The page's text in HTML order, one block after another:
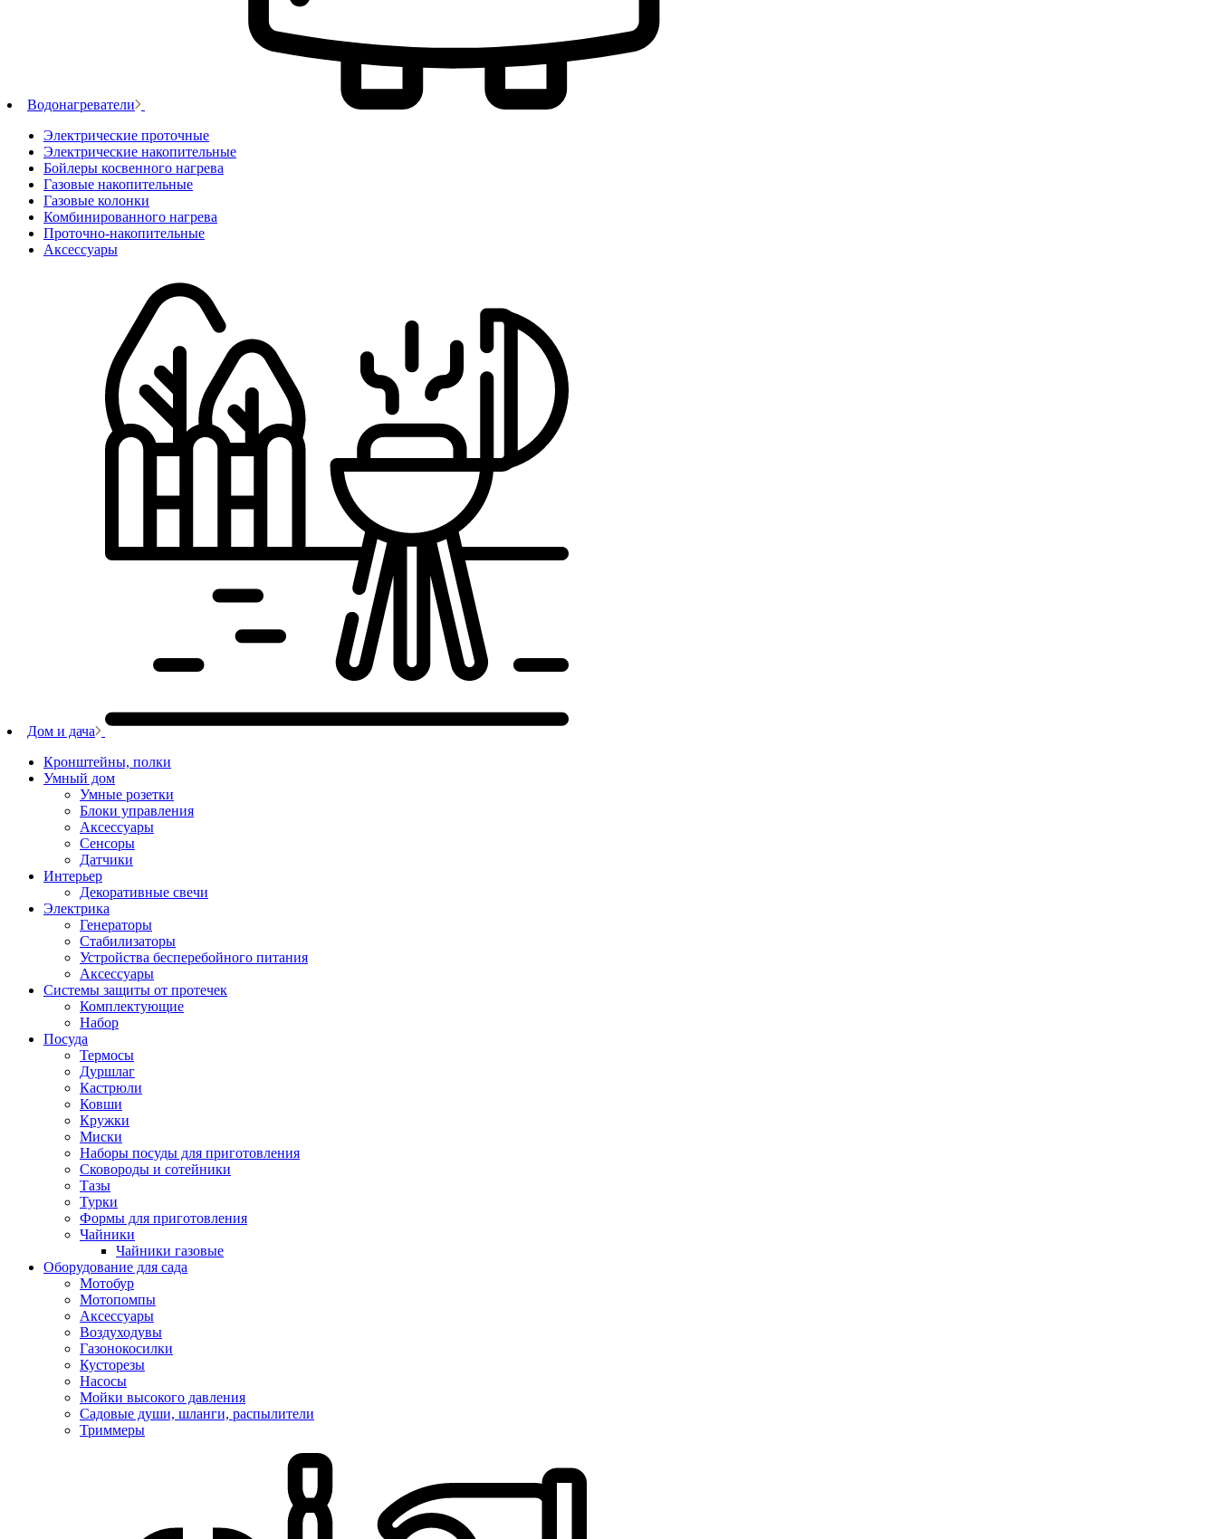
Водонагреватели
Электрические проточные
Электрические накопительные
Бойлеры косвенного нагрева
Газовые накопительные
Газовые колонки
Комбинированного нагрева
Проточно-накопительные
Аксессуары
Дом и дача
Кронштейны, полки
Умный дом
Умные розетки
Блоки управления
Аксессуары
Сенсоры
Датчики
Интерьер
Декоративные свечи
Электрика
Генераторы
Стабилизаторы
Устройства бесперебойного питания
Аксессуары
Системы защиты от протечек
Комплектующие
Набор
Посуда
Термосы
Дуршлаг
Кастрюли
Ковши
Кружки
Миски
Наборы посуды для приготовления
Сковороды и сотейники
Тазы
Турки
Формы для приготовления
Чайники
Чайники газовые
Оборудование для сада
Мотобур
Мотопомпы
Аксессуары
Воздуходувы
Газонокосилки
Кусторезы
Насосы
Мойки высокого давления
Садовые души, шланги, распылители
Триммеры